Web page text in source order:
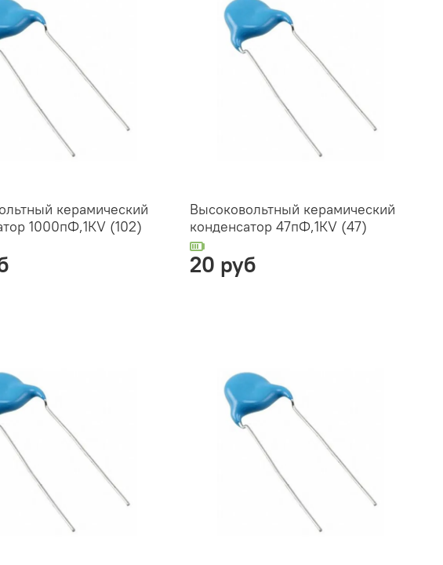
керамический
1000пФ,1КV (102)
Высоковольтный керамический
конденсатор 47пФ,1КV (47)
20 руб